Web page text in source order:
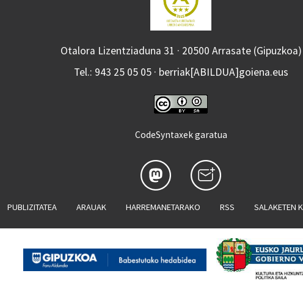
Otalora Lizentziaduna 31 · 20500 Arrasate (Gipuzkoa)
Tel.: 943 25 05 05 · berriak[ABILDUA]goiena.eus
CodeSyntaxek garatua
PUBLIZITATEA ARAUAK HARREMANETARAKO RSS SALAKETEN